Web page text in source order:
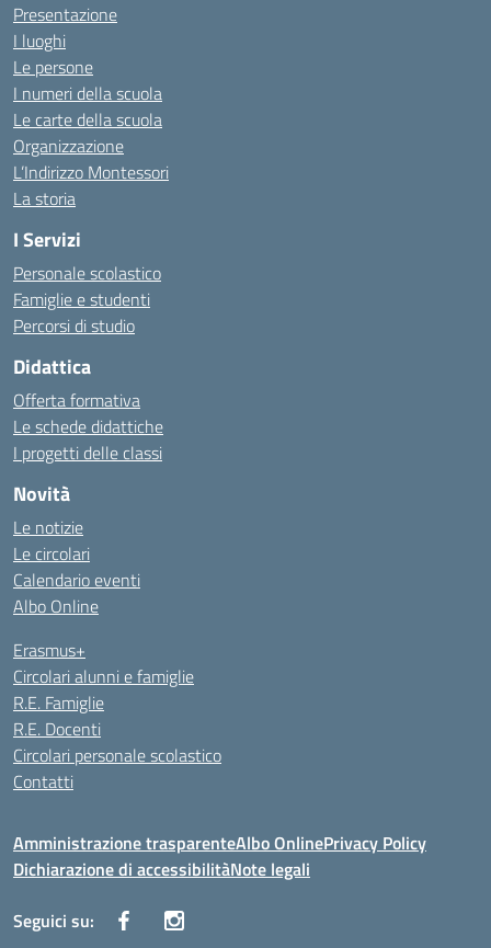
Presentazione
I luoghi
Le persone
I numeri della scuola
Le carte della scuola
Organizzazione
L’Indirizzo Montessori
La storia
I Servizi
Personale scolastico
Famiglie e studenti
Percorsi di studio
Didattica
Offerta formativa
Le schede didattiche
I progetti delle classi
Novità
Le notizie
Le circolari
Calendario eventi
Albo Online
Erasmus+
Circolari alunni e famiglie
R.E. Famiglie
R.E. Docenti
Circolari personale scolastico
Contatti
Amministrazione trasparenteAlbo OnlinePrivacy Policy
Dichiarazione di accessibilitàNote legali
Seguici su: